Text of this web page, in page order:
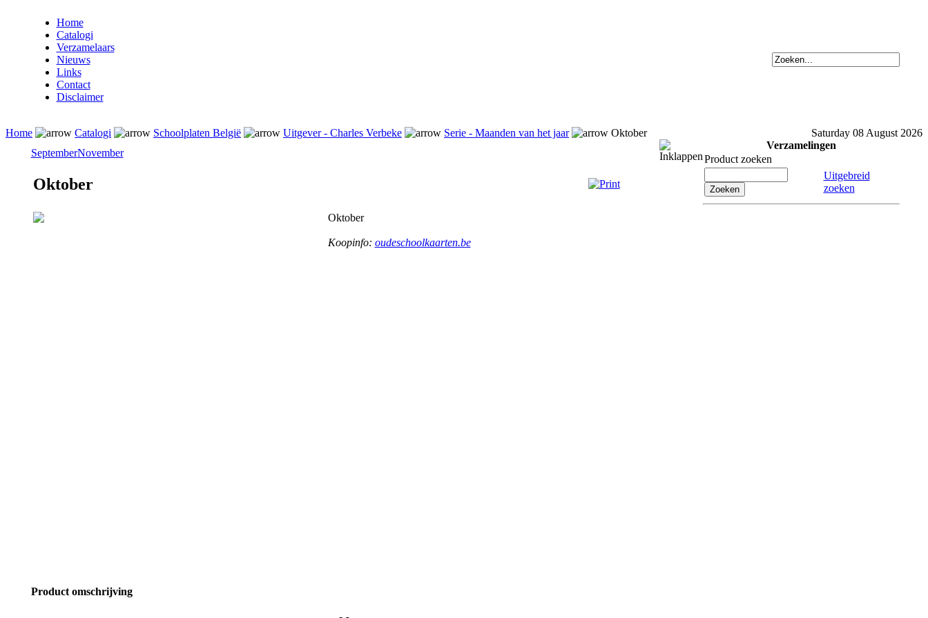
Home
Catalogi
Verzamelaars
Nieuws
Links
Contact
Disclaimer
Home Catalogi Schoolplaten België Uitgever - Charles Verbeke Serie - Maanden van het jaar Oktober
Saturday 08 August 2026
SeptemberNovember
Oktober
Oktober
Koopinfo: oudeschoolkaarten.be
Product omschrijving
Verzamelingen
Product zoeken
Uitgebreid
zoeken